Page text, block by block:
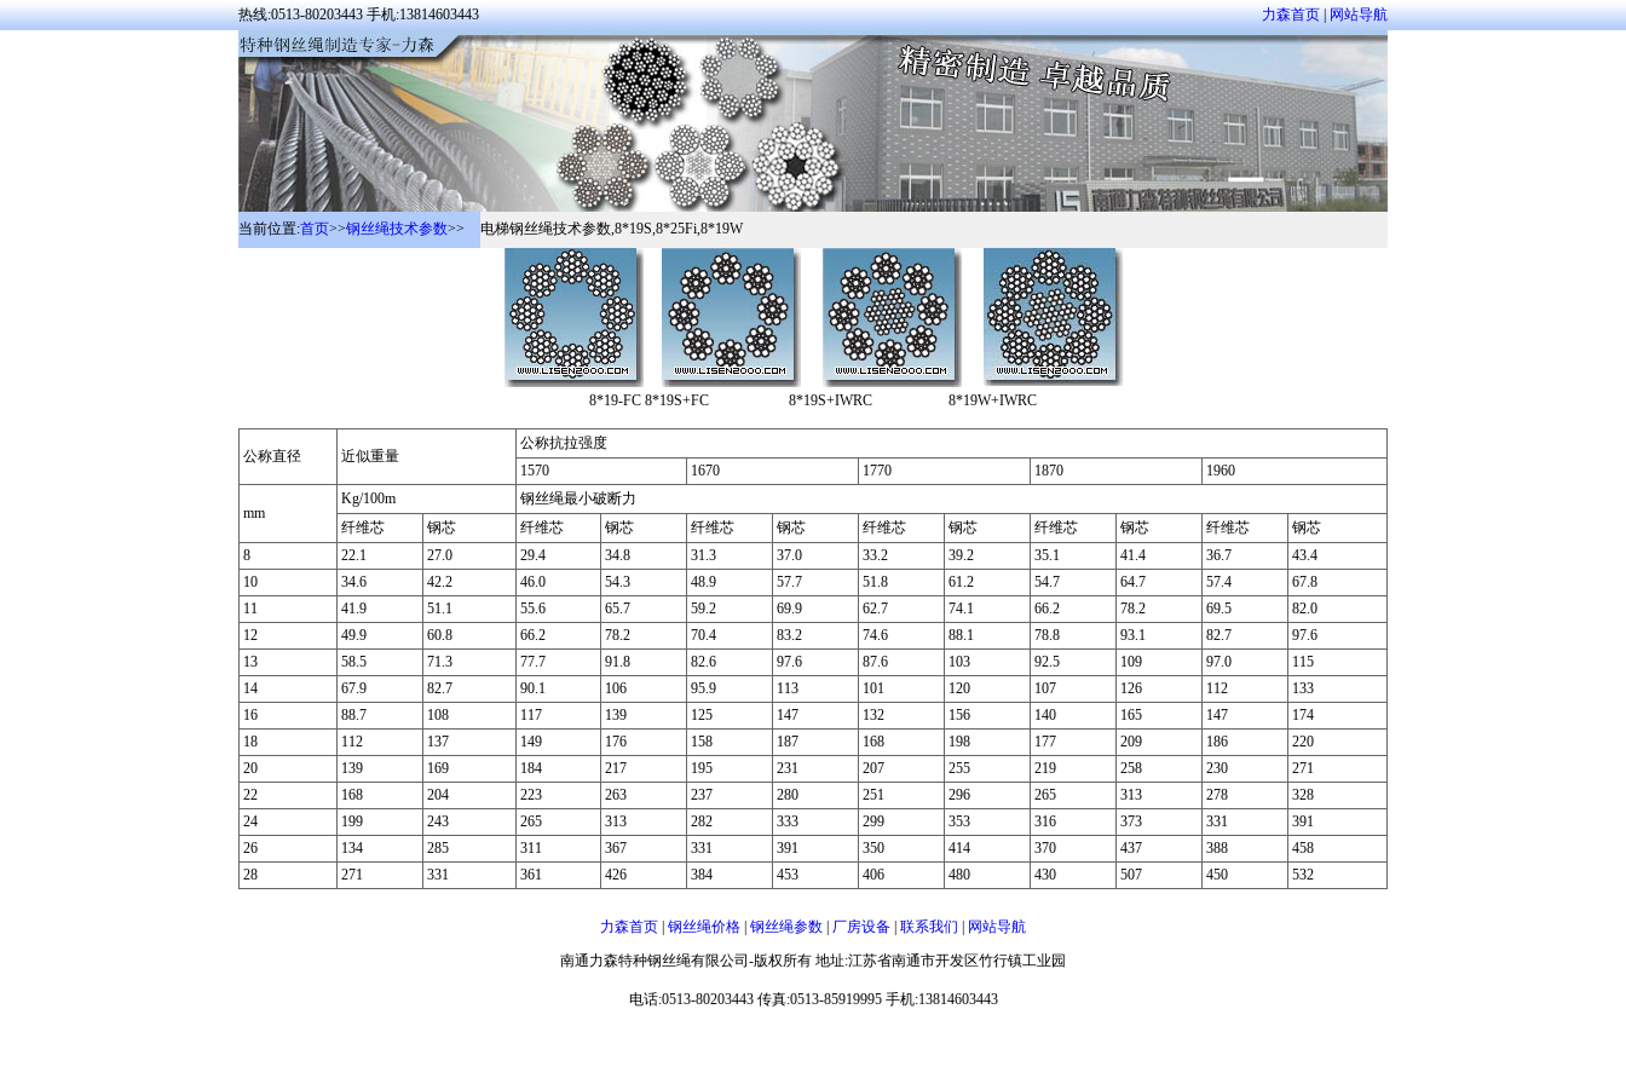
热线:0513-80203443 手机:13814603443 力森首页|网站导航
当前位置:首页>>钢丝绳技术参数>> 电梯钢丝绳技术参数,8*19S,8*25Fi,8*19W
8*19-FC 8*19S+FC 8*19S+IWRC 8*19W+IWRC
公称直径 近似重量
公称抗拉强度
1570
1670 1770 1870 1960
mm
Kg/100m
钢丝绳最小破断力
纤维芯
钢芯 纤维芯 钢芯 纤维芯 钢芯 纤维芯 钢芯 纤维芯 钢芯 纤维芯
钢芯
8
22.1 27.0 29.4 34.8 31.3 37.0 33.2 39.2 35.1 41.4 36.7
43.4
10
34.6 42.2 46.0 54.3 48.9 57.7 51.8 61.2 54.7 64.7 57.4
67.8
11
41.9 51.1 55.6 65.7 59.2 69.9 62.7 74.1 66.2 78.2 69.5
82.0
12
49.9 60.8 66.2 78.2 70.4 83.2 74.6 88.1 78.8 93.1 82.7
97.6
13
58.5 71.3 77.7 91.8 82.6 97.6 87.6 103 92.5 109 97.0
115
14
67.9 82.7 90.1 106 95.9 113 101 120 107 126 112
133
16
88.7 108 117 139 125 147 132 156 140 165 147
174
18
112 137 149 176 158 187 168 198 177 209 186
220
20
139 169 184 217 195 231 207 255 219 258 230
271
22
168 204 223 263 237 280 251 296 265 313 278
328
24
199 243 265 313 282 333 299 353 316 373 331
391
26
134 285 311 367 331 391 350 414 370 437 388
458
28
271 331 361 426 384 453 406 480 430 507 450 532
力森首页 钢丝绳价格 钢丝绳参数 厂房设备 联系我们
网站导航
南通力森特种钢丝绳有限公司-版权所有 地址:江苏省南通市开发区竹行镇工业园
电话:0513-80203443 传真:0513-85919995 手机:13814603443